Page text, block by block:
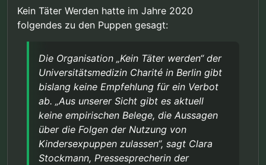
Kein Täter Werden hatte im Jahre 2020
folgendes zu den Puppen gesagt:
Die Organisation „Kein Täter werden“ der
Universitätsmedizin Charité in Berlin gibt
bislang keine Empfehlung für ein Verbot
ab. „Aus unserer Sicht gibt es aktuell
keine empirischen Belege, die Aussagen
über die Folgen der Nutzung von
Kindersexpuppen zulassen“, sagt Clara
Stockmann, Pressesprecherin der